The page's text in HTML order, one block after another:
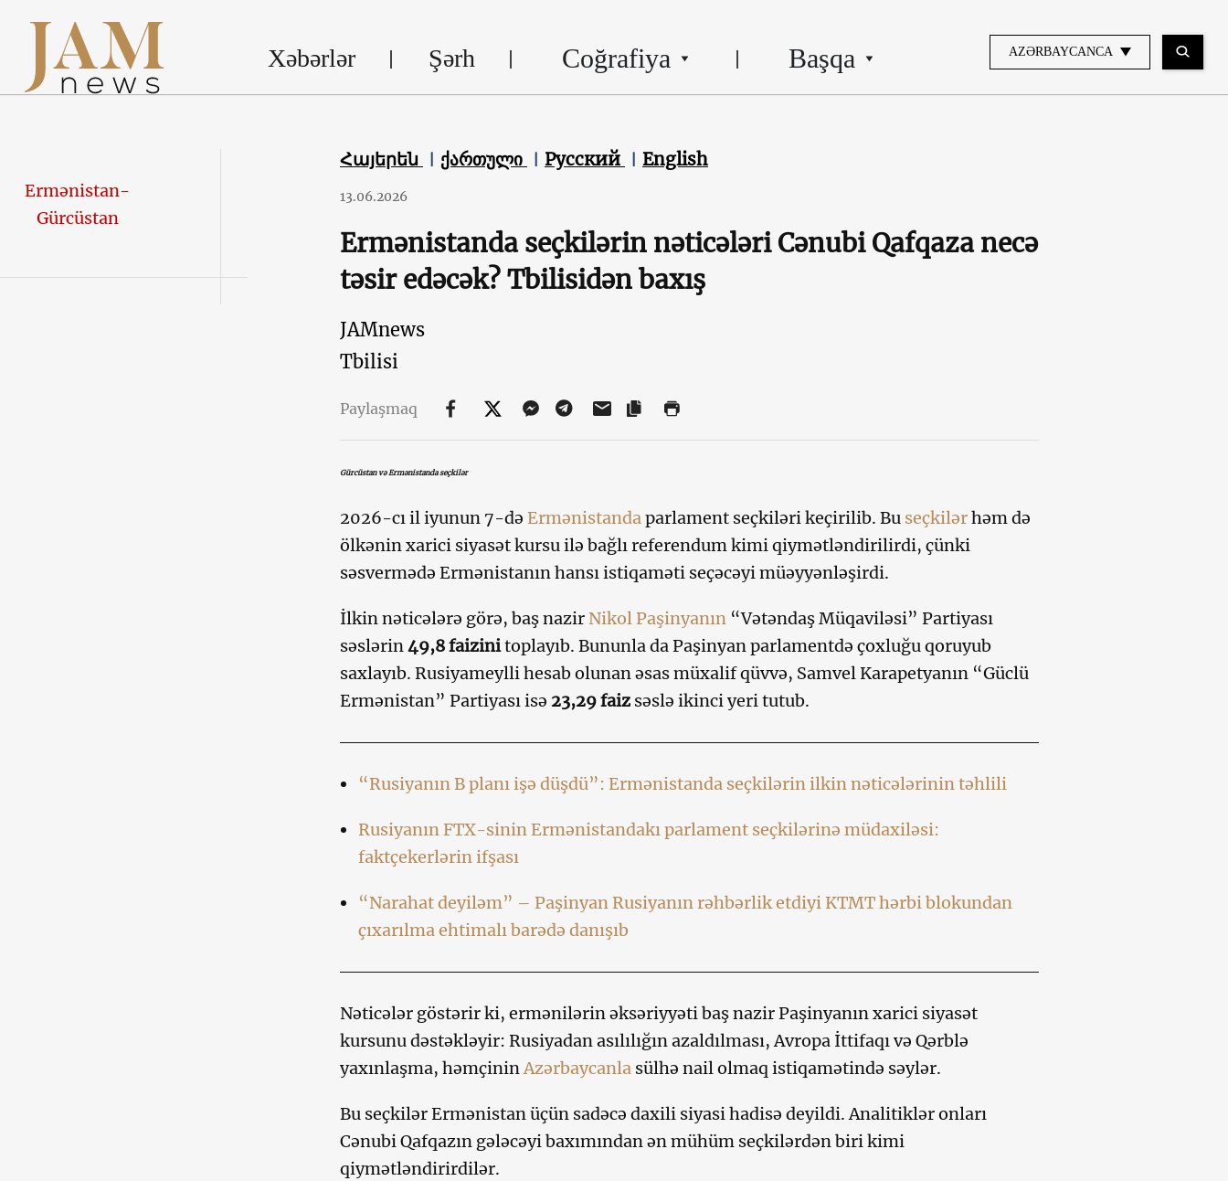
Xəbərlər Şərh Coğrafiya Başqa AZƏRBAYCANCA
Ermənistan-
Gürcüstan
Հայերեն ქართული Русский English
13.06.2026
Ermənistanda seçkilərin nəticələri Cənubi Qafqaza necə
təsir edəcək? Tbilisidən baxış
JAMnews
Tbilisi
Paylaşmaq
Gürcüstan və Ermənistanda seçkilər
2026-cı il iyunun 7-də Ermənistandaparlament seçkiləri keçirilib. Bu seçkilərhəm də
ölkənin xarici siyasət kursu ilə bağlı referendum kimi qiymətləndirilirdi, çünki
səsvermədə Ermənistanın hansı istiqaməti seçəcəyi müəyyənləşirdi.
İlkin nəticələrə görə, baş nazir Nikol Paşinyanın “Vətəndaş Müqaviləsi” Partiyası
səslərin49,8 faizinitoplayıb. Bununla da Paşinyan parlamentdə çoxluğu qoruyub
saxlayıb. Rusiyameylli hesab olunan əsas müxalif qüvvə, Samvel Karapetyanın “Güclü
Ermənistan” Partiyası isə 23,29 faiz səslə ikinci yeri tutub.
“Rusiyanın B planı işə düşdü”: Ermənistanda seçkilərin ilkin nəticələrinin təhlili
Rusiyanın FTX-sinin Ermənistandakı parlament seçkilərinə müdaxiləsi:
faktçekerlərin ifşası
“Narahat deyiləm” – Paşinyan Rusiyanın rəhbərlik etdiyi KTMT hərbi blokundan
çıxarılma ehtimalı barədə danışıb
Nəticələr göstərir ki, ermənilərin əksəriyyəti baş nazir Paşinyanın xarici siyasət
kursunu dəstəkləyir: Rusiyadan asılılığın azaldılması, Avropa İttifaqı və Qərblə
yaxınlaşma, həmçininAzərbaycanla sülhə nail olmaq istiqamətində səylər.
Bu seçkilər Ermənistan üçün sadəcə daxili siyasi hadisə deyildi. Analitiklər onları
Cənubi Qafqazın gələcəyi baxımından ən mühüm seçkilərdən biri kimi
qiymətləndirirdilər.